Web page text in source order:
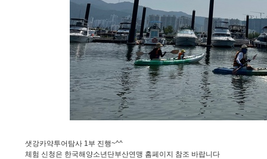
샛강카약투어탐사 1부 진행~^^
체험 신청은 한국해양소년단부산연맹 홈페이지 참조 바랍니다